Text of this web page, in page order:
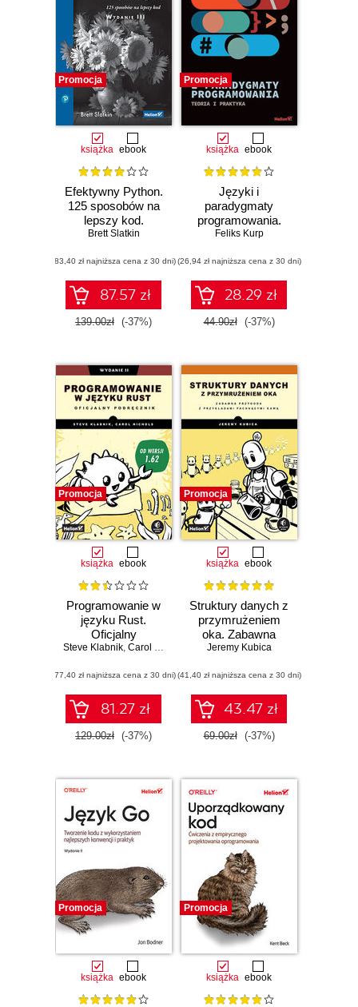
Promocja
książka ebook
Efektywny Python.
125 sposobów na
lepszy kod.
Wydanie III
Brett Slatkin
(83,40 zł najniższa cena z 30 dni)
87.57 zł
139.00zł (-37%)
Promocja
książka ebook
Języki i
paradygmaty
programowania.
Teoria i praktyka
Feliks Kurp
(26,94 zł najniższa cena z 30 dni)
28.29 zł
44.90zł (-37%)
Promocja
książka ebook
Programowanie w
języku Rust.
Oficjalny
podręcznik.
Steve Klabnik, Carol Nichols
(77,40 zł najniższa cena z 30 dni)
81.27 zł
129.00zł (-37%)
Promocja
książka ebook
Struktury danych z
przymrużeniem
oka. Zabawna
przygoda z
pachnącymi kawą
Jeremy Kubica
(41,40 zł najniższa cena z 30 dni)
43.47 zł
69.00zł (-37%)
Promocja
książka ebook
Promocja
książka ebook